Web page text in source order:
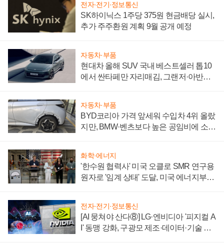
전자·전기·정보통신
SK하이닉스 1주당 375원 현금배당 실시,
추가 주주환원 계획 9월 공개 예정
자동차·부품
현대차 올해 SUV 국내 베스트셀러 톱10
에서 싼타페만 자리매김, 그랜저·아반떼
자동차·부품
BYD코리아 가격 앞세워 수입차 4위 올랐
지만, BMW·벤츠보다 높은 공임비에 소비
화학·에너지
'한수원 협력사' 미국 오클로 SMR 연구용
원자로 '임계 상태' 도달, 미국 에너지부
전자·전기·정보통신
[AI 뭉쳐야 산다⑧] LG·엔비디아 '피지컬 A
I' 동맹 강화, 구광모 제조·데이터·기술 결